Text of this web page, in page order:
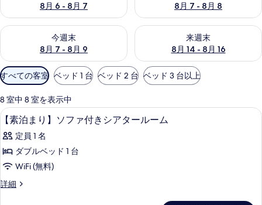
8月 6 - 8月 7
8月 7 - 8月 8
今週末
8月 7 - 8月 9
今週末 8月 7 - 8月 9 の空室状況をチェック
来週末
8月 14 - 8月 16
来週末 8月 14 - 8月 16 の空室
利
用
可
能
な
客
室
の
り
すべての客室 ベッド 1 台 ベッド 2 台 ベッド 3 台以上
8 室中 8 室を表示中
【素
泊
ま
り】
フ
デスク、防音設備、WiFi (無料)、ベッ
1
【素泊まり】ソファ付きシアタールーム
定員 1 名
ダブルベッド 1 台
WiFi (無料)
詳細
【素